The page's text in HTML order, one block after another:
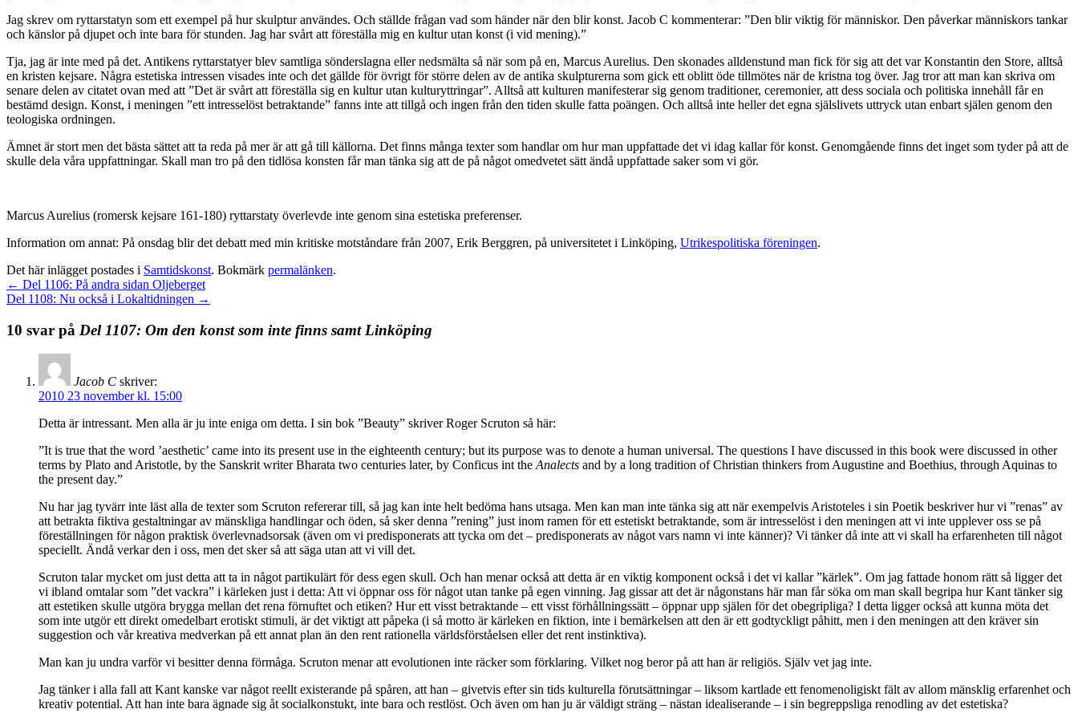
Jag skrev om ryttarstatyn som ett exempel på hur skulptur användes. Och ställde frågan vad som händer när den blir konst. Jacob C kommenterar: ”Den blir viktig för människor. Den påverkar människors tankar
och känslor på djupet och inte bara för stunden. Jag har svårt att föreställa mig en kultur utan konst (i vid mening).”
Tja, jag är inte med på det. Antikens ryttarstatyer blev samtliga sönderslagna eller nedsmälta så när som på en, Marcus Aurelius. Den skonades alldenstund man fick för sig att det var Konstantin den Store, alltså
en kristen kejsare. Några estetiska intressen visades inte och det gällde för övrigt för större delen av de antika skulpturerna som gick ett oblitt öde tillmötes när de kristna tog över. Jag tror att man kan skriva om
senare delen av citatet ovan med att ”Det är svårt att föreställa sig en kultur utan kulturyttringar”. Alltså att kulturen manifesterar sig genom traditioner, ceremonier, att dess sociala och politiska innehåll får en
bestämd design. Konst, i meningen ”ett intresselöst betraktande” fanns inte att tillgå och ingen från den tiden skulle fatta poängen. Och alltså inte heller det egna själslivets uttryck utan enbart själen genom den
teologiska ordningen.
Ämnet är stort men det bästa sättet att ta reda på mer är att gå till källorna. Det finns många texter som handlar om hur man uppfattade det vi idag kallar för konst. Genomgående finns det inget som tyder på att de
skulle dela våra uppfattningar. Skall man tro på den tidlösa konsten får man tänka sig att de på något omedvetet sätt ändå uppfattade saker som vi gör.
Marcus Aurelius (romersk kejsare 161-180) ryttarstaty överlevde inte genom sina estetiska preferenser.
Information om annat: På onsdag blir det debatt med min kritiske motståndare från 2007, Erik Berggren, på universitetet i Linköping, Utrikespolitiska föreningen.
Det här inlägget postades i Samtidskonst. Bokmärk permalänken.
← Del 1106: På andra sidan Oljeberget
Del 1108: Nu också i Lokaltidningen →
10 svar på Del 1107: Om den konst som inte finns samt Linköping
Jacob C skriver:
2010 23 november kl. 15:00
Detta är intressant. Men alla är ju inte eniga om detta. I sin bok ”Beauty” skriver Roger Scruton så här:
”It is true that the word ’aesthetic’ came into its present use in the eighteenth century; but its purpose was to denote a human universal. The questions I have discussed in this book were discussed in other
terms by Plato and Aristotle, by the Sanskrit writer Bharata two centuries later, by Conficus int the Analects and by a long tradition of Christian thinkers from Augustine and Boethius, through Aquinas to
the present day.”
Nu har jag tyvärr inte läst alla de texter som Scruton refererar till, så jag kan inte helt bedöma hans utsaga. Men kan man inte tänka sig att när exempelvis Aristoteles i sin Poetik beskriver hur vi ”renas” av
att betrakta fiktiva gestaltningar av mänskliga handlingar och öden, så sker denna ”rening” just inom ramen för ett estetiskt betraktande, som är intresselöst i den meningen att vi inte upplever oss se på
föreställningen för någon praktisk överlevnadsorsak (även om vi predisponerats att tycka om det – predisponerats av något vars namn vi inte känner)? Vi tänker då inte att vi skall ha erfarenheten till något
speciellt. Ändå verkar den i oss, men det sker så att säga utan att vi vill det.
Scruton talar mycket om just detta att ta in något partikulärt för dess egen skull. Och han menar också att detta är en viktig komponent också i det vi kallar ”kärlek”. Om jag fattade honom rätt så ligger det
vi ibland omtalar som ”det vackra” i kärleken just i detta: Att vi öppnar oss för något utan tanke på egen vinning. Jag gissar att det är någonstans här man får söka om man skall begripa hur Kant tänker sig
att estetiken skulle utgöra brygga mellan det rena förnuftet och etiken? Hur ett visst betraktande – ett visst förhållningssätt – öppnar upp själen för det obegripliga? I detta ligger också att kunna möta det
som inte utgör ett direkt omedelbart erotiskt stimuli, är det viktigt att påpeka (i så motto är kärleken en fiktion, inte i bemärkelsen att den är ett godtyckligt påhitt, men i den meningen att den kräver sin
suggestion och vår kreativa medverkan på ett annat plan än den rent rationella världsförståelsen eller det rent instinktiva).
Man kan ju undra varför vi besitter denna förmåga. Scruton menar att evolutionen inte räcker som förklaring. Vilket nog beror på att han är religiös. Själv vet jag inte.
Jag tänker i alla fall att Kant kanske var något reellt existerande på spåren, att han – givetvis efter sin tids kulturella förutsättningar – liksom kartlade ett fenomenoligiskt fält av allom mänsklig erfarenhet och
kreativ potential. Att han inte bara ägnade sig åt socialkonstukt, inte bara och restlöst. Och även om han ju är väldigt sträng – nästan idealiserande – i sin begreppsliga renodling av det estetiska?